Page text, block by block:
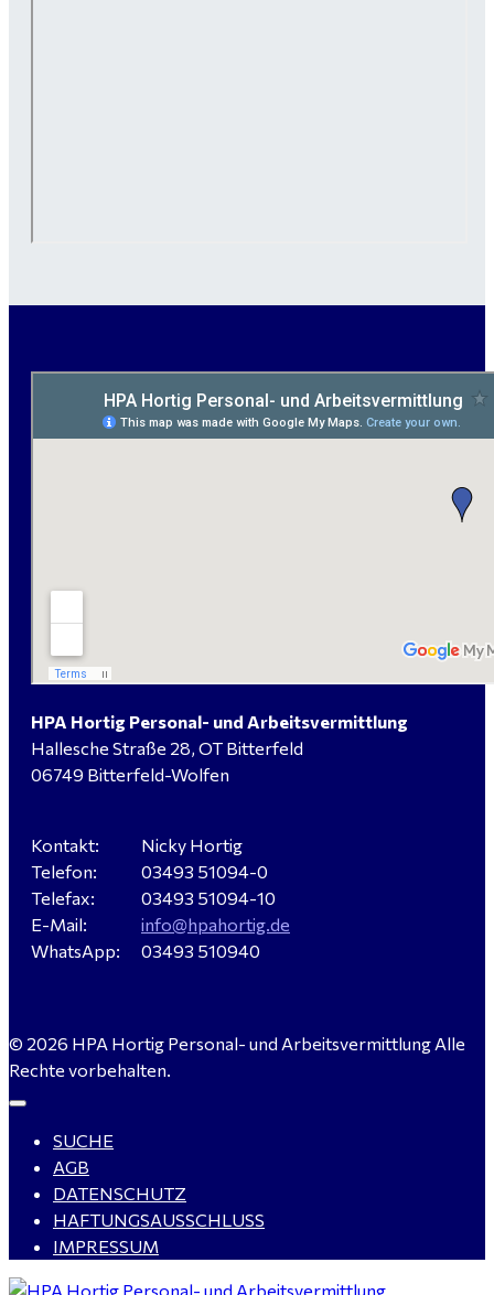
HPA Hortig Personal- und Arbeitsvermittlung
Hallesche Straße 28, OT Bitterfeld
06749 Bitterfeld-Wolfen
Kontakt:
Telefon:
Telefax:
E-Mail:
WhatsApp:
Nicky Hortig
03493 51094-0
03493 51094-10
info@hpahortig.de
03493 510940
© 2026 HPA Hortig Personal- und Arbeitsvermittlung Alle
Rechte vorbehalten.
SUCHE
AGB
DATENSCHUTZ
HAFTUNGSAUSSCHLUSS
IMPRESSUM